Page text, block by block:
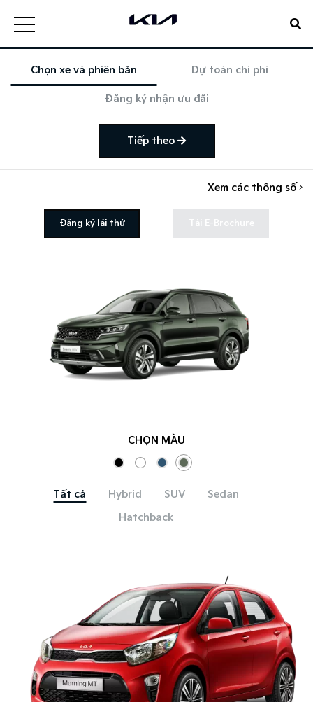
Chọn xe và phiên bản Dự toán chi phí
Đăng ký nhận ưu đãi
Tiếp theo
Xem các thông số
Đăng ký lái thử Tải E-Brochure
CHỌN MÀU
Tất cả Hybrid SUV
Sedan
Hatchback